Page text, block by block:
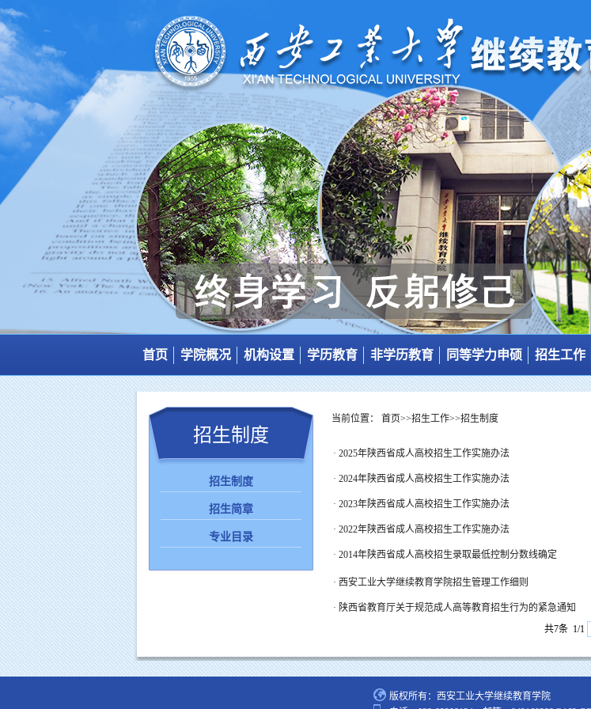
首页
图片新闻
通知公告
综合新闻
学院概况
学院简介
机构设置
机构设置
岗位职责
工作人员
学历教育
管理制度
教学管理
非学历教育
培训工作简介
培训项目
同等学力申硕
招生简章
学习中心
招生工作
招生制度
招生制度
招生制度
招生简章
专业目录
当前位置： 首页>>招生工作>>招生制度
· 2025年陕西省成人高校招生工作实施办法
· 2024年陕西省成人高校招生工作实施办法
· 2023年陕西省成人高校招生工作实施办法
· 2022年陕西省成人高校招生工作实施办法
· 2014年陕西省成人高校招生录取最低控制分数线确定
· 西安工业大学继续教育学院招生管理工作细则
· 陕西省教育厅关于规范成人高等教育招生行为的紧急通知
共7条 1/1
版权所有：西安工业大学继续教育学院